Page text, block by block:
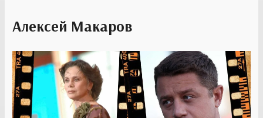
Алексей Макаров